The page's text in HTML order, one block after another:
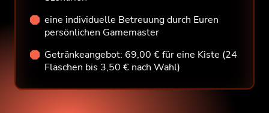
eine individuelle Betreuung durch Euren
persönlichen Gamemaster
Getränkeangebot: 69,00 € für eine Kiste (24
Flaschen bis 3,50 € nach Wahl)